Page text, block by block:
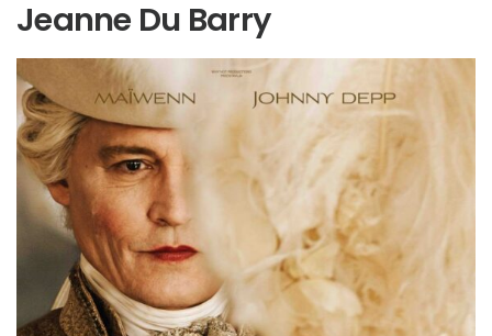
Jeanne Du Barry